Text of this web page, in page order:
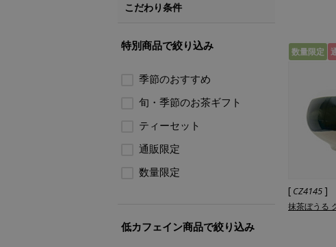
数量限定
[ CZ4145 ]
抹茶ぼうる
こだわり条件
特別商品で絞り込み
季節のおすすめ
旬・季節のお茶ギフト
ティーセット
通販限定
数量限定
低カフェイン商品で絞り込み